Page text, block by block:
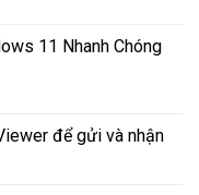
11 Nhanh Chóng
để gửi và nhận